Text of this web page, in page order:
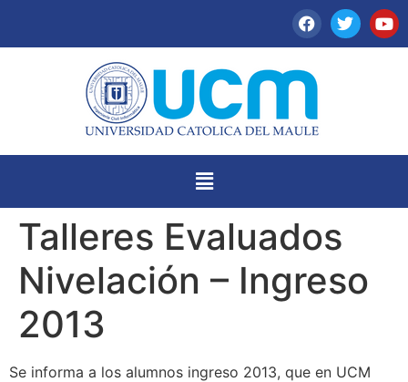
Talleres Evaluados
Nivelación – Ingreso
2013
Se informa a los alumnos ingreso 2013, que en UCM